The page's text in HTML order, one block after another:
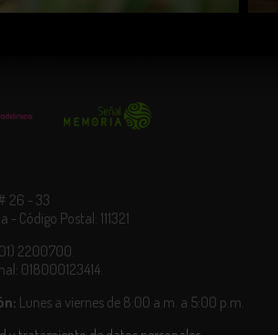
26 - 33
Código Postal: 111321
2200700.
018000123414.
Lunes a viernes de 8:00 a.m. a 5:00 p.m.